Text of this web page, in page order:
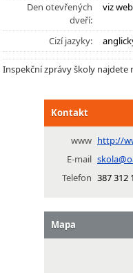
Den otevřených
dveří:
viz
Cizí jazyky:
Inspekční zprávy školy najdete
Kontakt
www http://
E-mail
Telefon 387 312
Mapa